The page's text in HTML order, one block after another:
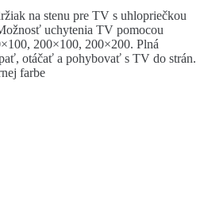
na stenu pre TV s uhlopriečkou
uchytenia TV pomocou
200×100, 200×200. Plná
otáčať a pohybovať s TV do strán.
farbe